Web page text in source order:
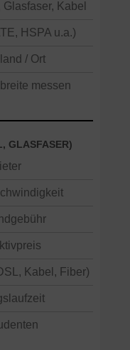
Kabel
HSPA u.a.)
/ Ort
messen
GLASFASER)
Kabel, Fiber)